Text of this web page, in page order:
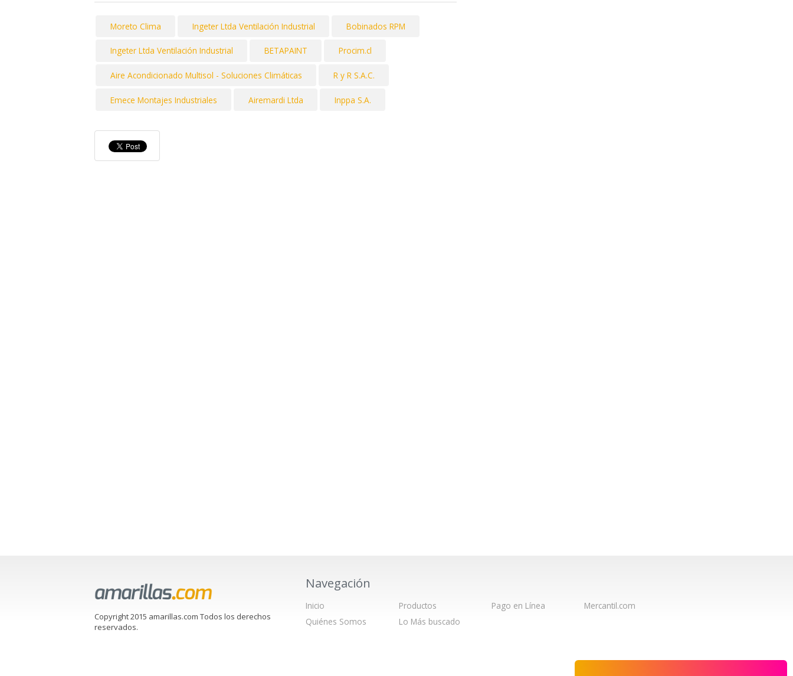
Moreto Clima Ingeter Ltda Ventilación Industrial Bobinados RPM
Ingeter Ltda Ventilación Industrial BETAPAINT Procim.cl
Aire Acondicionado Multisol - Soluciones Climáticas R y R S.A.C.
Emece Montajes Industriales Airemardi Ltda Inppa S.A.
Copyright 2015 amarillas.com Todos los derechos
reservados.
Navegación
Inicio
Quiénes Somos
Productos
Lo Más buscado
Pago en Línea Mercantil.com